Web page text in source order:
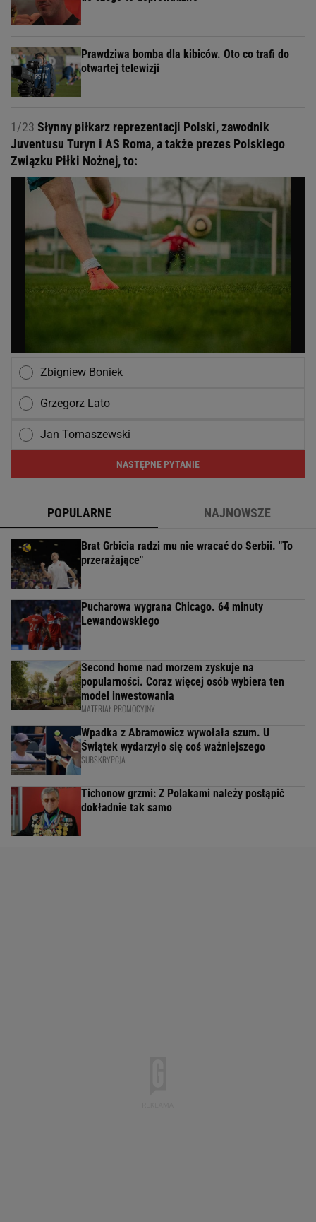
Prawdziwa bomba dla kibiców. Oto co trafi do
otwartej telewizji
1/23 Słynny piłkarz reprezentacji Polski, zawodnik
Juventusu Turyn i AS Roma, a także prezes Polskiego
Związku Piłki Nożnej, to:
Zbigniew Boniek
Grzegorz Lato
Jan Tomaszewski
NASTĘPNE PYTANIE
POPULARNE NAJNOWSZE
Brat Grbicia radzi mu nie wracać do Serbii. "To
przerażające"
Pucharowa wygrana Chicago. 64 minuty
Lewandowskiego
Second home nad morzem zyskuje na
popularności. Coraz więcej osób wybiera ten
model inwestowania
MATERIAŁ PROMOCYJNY
Wpadka z Abramowicz wywołała szum. U
Świątek wydarzyło się coś ważniejszego
SUBSKRYPCJA
Tichonow grzmi: Z Polakami należy postąpić
dokładnie tak samo